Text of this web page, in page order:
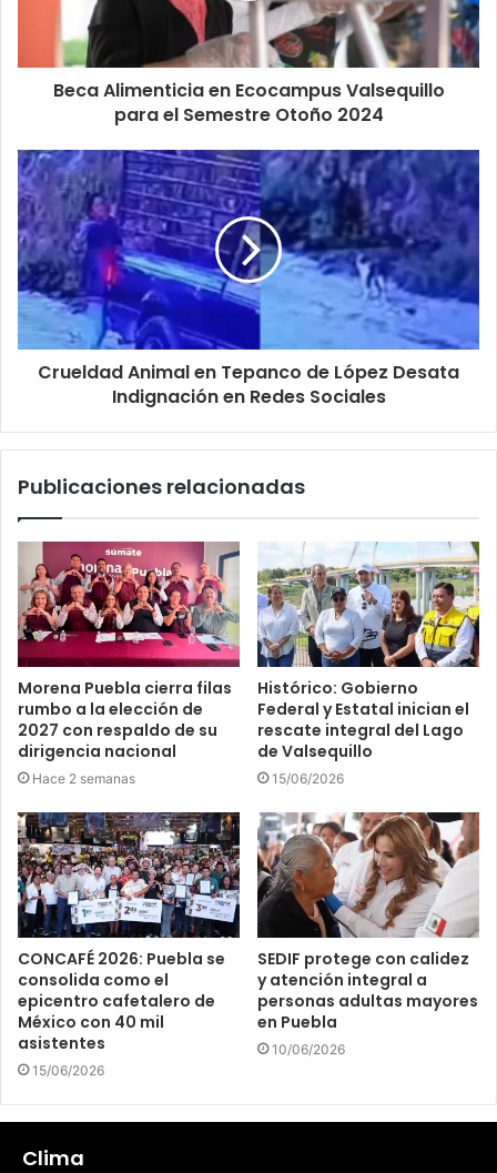
Beca Alimenticia en Ecocampus Valsequillo
para el Semestre Otoño 2024
Crueldad Animal en Tepanco de López Desata
Indignación en Redes Sociales
Publicaciones relacionadas
Morena Puebla cierra filas
rumbo a la elección de
2027 con respaldo de su
dirigencia nacional
Hace 2 semanas
Histórico: Gobierno
Federal y Estatal inician el
rescate integral del Lago
de Valsequillo
15/06/2026
CONCAFÉ 2026: Puebla se
consolida como el
epicentro cafetalero de
México con 40 mil
asistentes
15/06/2026
SEDIF protege con calidez
y atención integral a
personas adultas mayores
en Puebla
10/06/2026
Clima